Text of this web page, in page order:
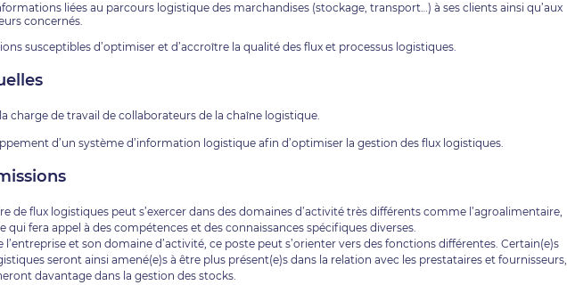
liées au parcours logistique des marchandises (stockage, transport…) à ses clients ainsi qu’aux
concernés.
susceptibles d’optimiser et d’accroître la qualité des flux et processus logistiques.
charge de travail de collaborateurs de la chaîne logistique.
d’un système d’information logistique afin d’optimiser la gestion des flux logistiques.
de flux logistiques peut s’exercer dans des domaines d’activité très différents comme l’agroalimentaire,
qui fera appel à des compétences et des connaissances spécifiques diverses.
l’entreprise et son domaine d’activité, ce poste peut s’orienter vers des fonctions différentes. Certain(e)s
seront ainsi amené(e)s à être plus présent(e)s dans la relation avec les prestataires et fournisseurs,
davantage dans la gestion des stocks.